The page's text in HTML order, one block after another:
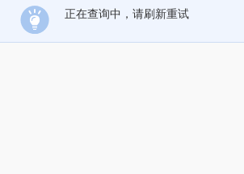
正在查询中，请刷新重试